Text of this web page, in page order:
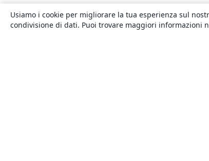
Usiamo i cookie per migliorare la tua esperienza sul
condivisione di dati. Puoi trovare maggiori informazioni